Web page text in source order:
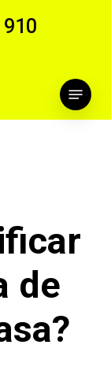
910
Menu
de